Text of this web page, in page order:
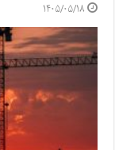
۱۴۰۵/۰۵/۱۸